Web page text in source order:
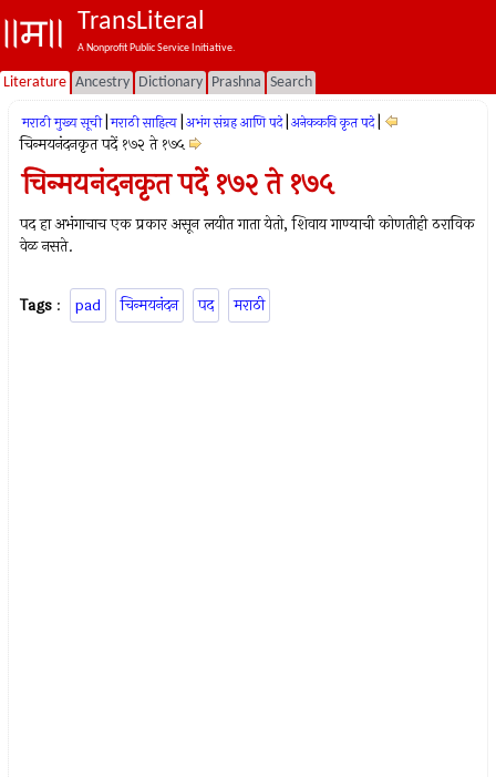
TransLiteral
A Nonprofit Public Service Initiative.
Literature Ancestry Dictionary Prashna Search
मराठी मुख्य सूची मराठी साहित्य अभंग संग्रह आणि पदे अनेककवि कृत पदे
चिन्मयनंदनकृत पदें १७२ ते १७५
चिन्मयनंदनकृत पदें १७२ ते १७५
पद हा अभंगाचाच एक प्रकार असून लयीत गाता येतो, शिवाय गाण्याची कोणतीही ठराविक
वेळ नसते.
Tags : pad चिन्मयनंदन पद मराठी